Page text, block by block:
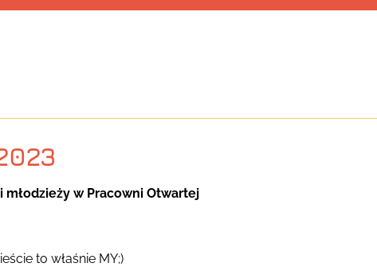
młodzieży w Pracowni Otwartej
to właśnie MY;)